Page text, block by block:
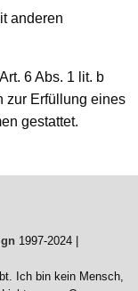
anderen
6 Abs. 1 lit. b
zur Erfüllung eines
gestattet.
1997-2024 |
Ich bin kein Mensch,